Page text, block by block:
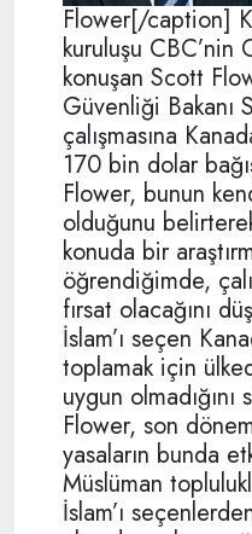
Flower[/caption]
kuruluşu CBC’nin
konuşan Scott
Güvenliği Bakanı
çalışmasına
170 bin dolar
Flower, bunun
olduğunu
konuda bir
öğrendiğimde,
fırsat olacağını
İslam’ı seçen
toplamak için
uygun
Flower, son
yasaların bunda
Müslüman
İslam’ı